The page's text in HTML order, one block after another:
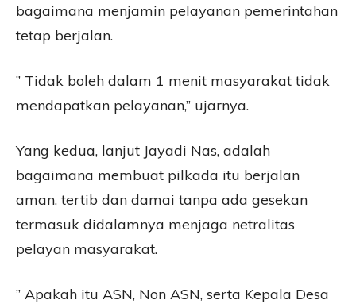
bagaimana menjamin pelayanan pemerintahan
tetap berjalan.
” Tidak boleh dalam 1 menit masyarakat tidak
mendapatkan pelayanan,” ujarnya.
Yang kedua, lanjut Jayadi Nas, adalah
bagaimana membuat pilkada itu berjalan
aman, tertib dan damai tanpa ada gesekan
termasuk didalamnya menjaga netralitas
pelayan masyarakat.
” Apakah itu ASN, Non ASN, serta Kepala Desa